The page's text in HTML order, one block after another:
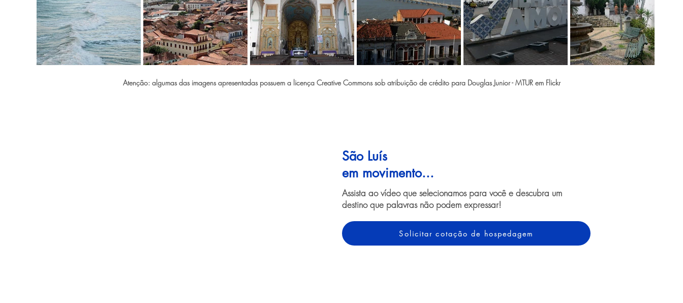
Atenção: algumas das imagens apresentadas possuem a licença Creative Commons sob atribuição de crédito para Douglas Junior - MTUR em Flickr
São Luís
em movimento...
Assista ao vídeo que selecionamos para você e descubra um
destino que palavras não podem expressar!
Solicitar cotação de hospedagem